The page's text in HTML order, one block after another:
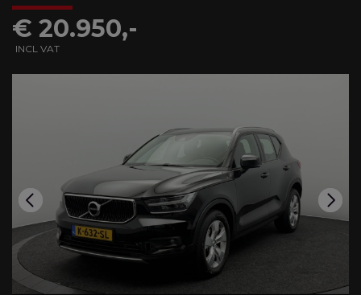
€ 20.950,-
INCL VAT